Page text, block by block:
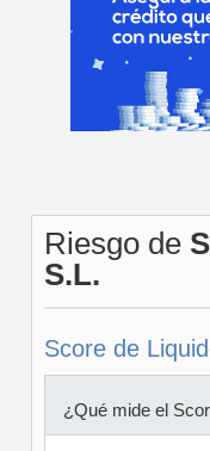
Riesgo de
S.L.
Score de
¿Qué mide el